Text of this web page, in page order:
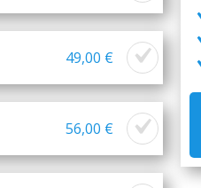
49,00 €
56,00 €